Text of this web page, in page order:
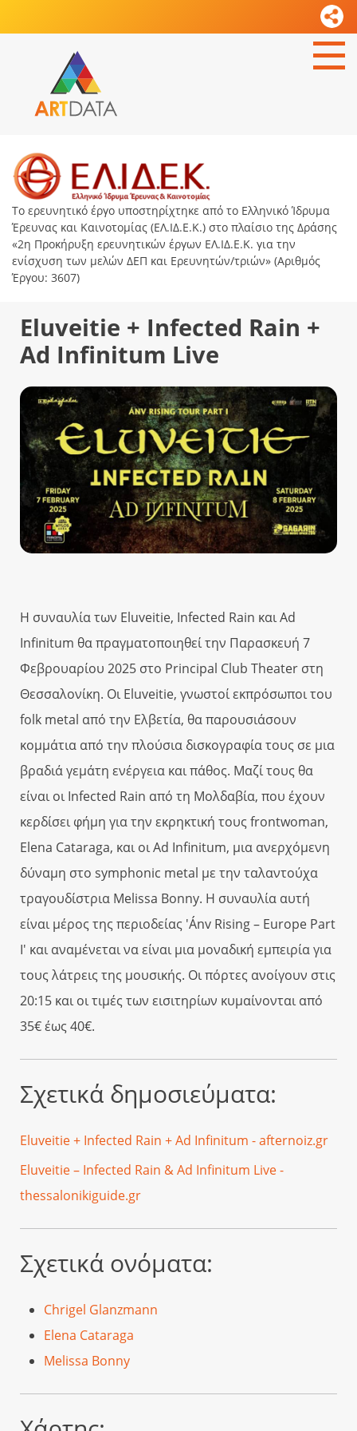
Το ερευνητικό έργο υποστηρίχτηκε από το Ελληνικό Ίδρυμα
Έρευνας και Καινοτομίας (ΕΛ.ΙΔ.Ε.Κ.) στο πλαίσιο της Δράσης
«2η Προκήρυξη ερευνητικών έργων ΕΛ.ΙΔ.Ε.Κ. για την
ενίσχυση των μελών ΔΕΠ και Ερευνητών/τριών» (Αριθμός
Έργου: 3607)
Eluveitie + Infected Rain +
Ad Infinitum Live
Η συναυλία των Eluveitie, Infected Rain και Ad
Infinitum θα πραγματοποιηθεί την Παρασκευή 7
Φεβρουαρίου 2025 στο Principal Club Theater στη
Θεσσαλονίκη. Οι Eluveitie, γνωστοί εκπρόσωποι του
folk metal από την Ελβετία, θα παρουσιάσουν
κομμάτια από την πλούσια δισκογραφία τους σε μια
βραδιά γεμάτη ενέργεια και πάθος. Μαζί τους θα
είναι οι Infected Rain από τη Μολδαβία, που έχουν
κερδίσει φήμη για την εκρηκτική τους frontwoman,
Elena Cataraga, και οι Ad Infinitum, μια ανερχόμενη
δύναμη στο symphonic metal με την ταλαντούχα
τραγουδίστρια Melissa Bonny. Η συναυλία αυτή
είναι μέρος της περιοδείας 'Ánv Rising – Europe Part
I' και αναμένεται να είναι μια μοναδική εμπειρία για
τους λάτρεις της μουσικής. Οι πόρτες ανοίγουν στις
20:15 και οι τιμές των εισιτηρίων κυμαίνονται από
35€ έως 40€.
Σχετικά δημοσιεύματα:
Eluveitie + Infected Rain + Ad Infinitum - afternoiz.gr
Eluveitie – Infected Rain & Ad Infinitum Live -
thessalonikiguide.gr
Σχετικά ονόματα:
Chrigel Glanzmann
Elena Cataraga
Melissa Bonny